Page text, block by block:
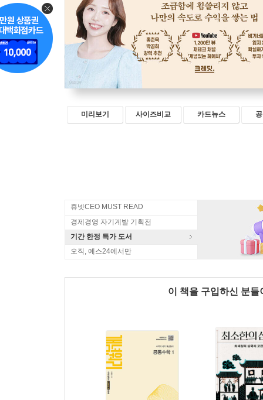
미리보기 사이즈비교 카드뉴스
휴넷CEO MUST READ
경제경영 자기계발 기획전
기간 한정 특가 도서
오직, 예스24에서만
이 책을 구입하신 분